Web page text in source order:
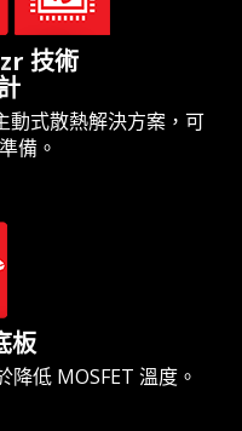
技術
動式散熱解決方案，可
備。
板
低 MOSFET 溫度。